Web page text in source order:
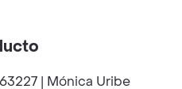
| Mónica Uribe